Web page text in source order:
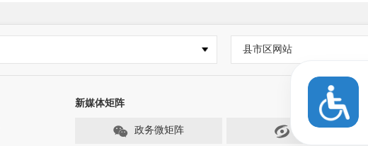
县市区网站
新媒体矩阵
政务微矩阵 闽政通